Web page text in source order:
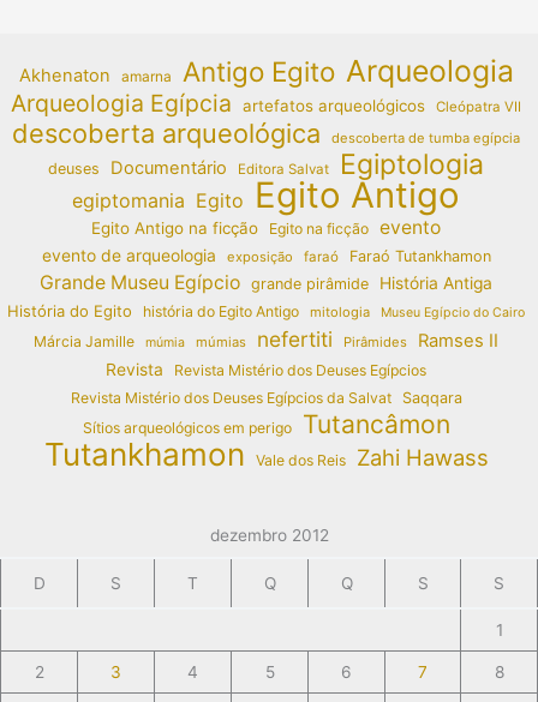
Akhenaton amarna Antigo Egito Arqueologia
Arqueologia Egípcia artefatos arqueológicos Cleópatra VII
descoberta arqueológica descoberta de tumba egípcia
deuses Documentário Editora Salvat Egiptologia
egiptomania Egito Egito Antigo
Egito Antigo na ficção Egito na ficção evento
evento de arqueologia exposição faraó Faraó Tutankhamon
Grande Museu Egípcio grande pirâmide
História Antiga
História do Egito
história do Egito Antigo mitologia Museu Egípcio do Cairo
Márcia Jamille múmia múmias nefertiti Pirâmides Ramses II
Revista
Revista Mistério dos Deuses Egípcios
Revista Mistério dos Deuses Egípcios da Salvat
Saqqara
Sítios arqueológicos em perigo
Tutancâmon
Tutankhamon Vale dos Reis Zahi Hawass
dezembro 2012
D S T Q Q S S
1
2 3 4 5 6 7 8